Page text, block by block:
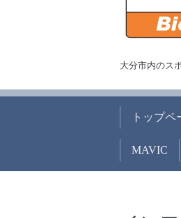
大分市内のス
トップペ
MAVIC